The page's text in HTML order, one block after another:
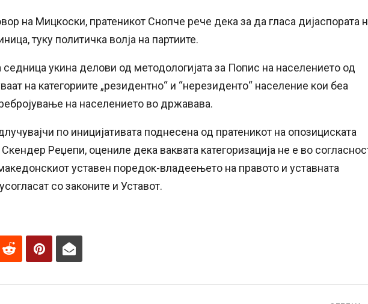
на Мицкоски, пратеникот Снопче рече дека за да гласа дијаспората
туку политичка волја на партиите.
укина делови од методологијата за Попис на населението од
на категориите „резидентно“ и “нерезиденто“ население кои беа
на населението во државава.
по иницијативата поднесена од пратеникот на опозициската
Реџепи, оцениле дека ваквата категоризација не е во
уставен поредок-владеењето на правото и уставната
со законите и Уставот.